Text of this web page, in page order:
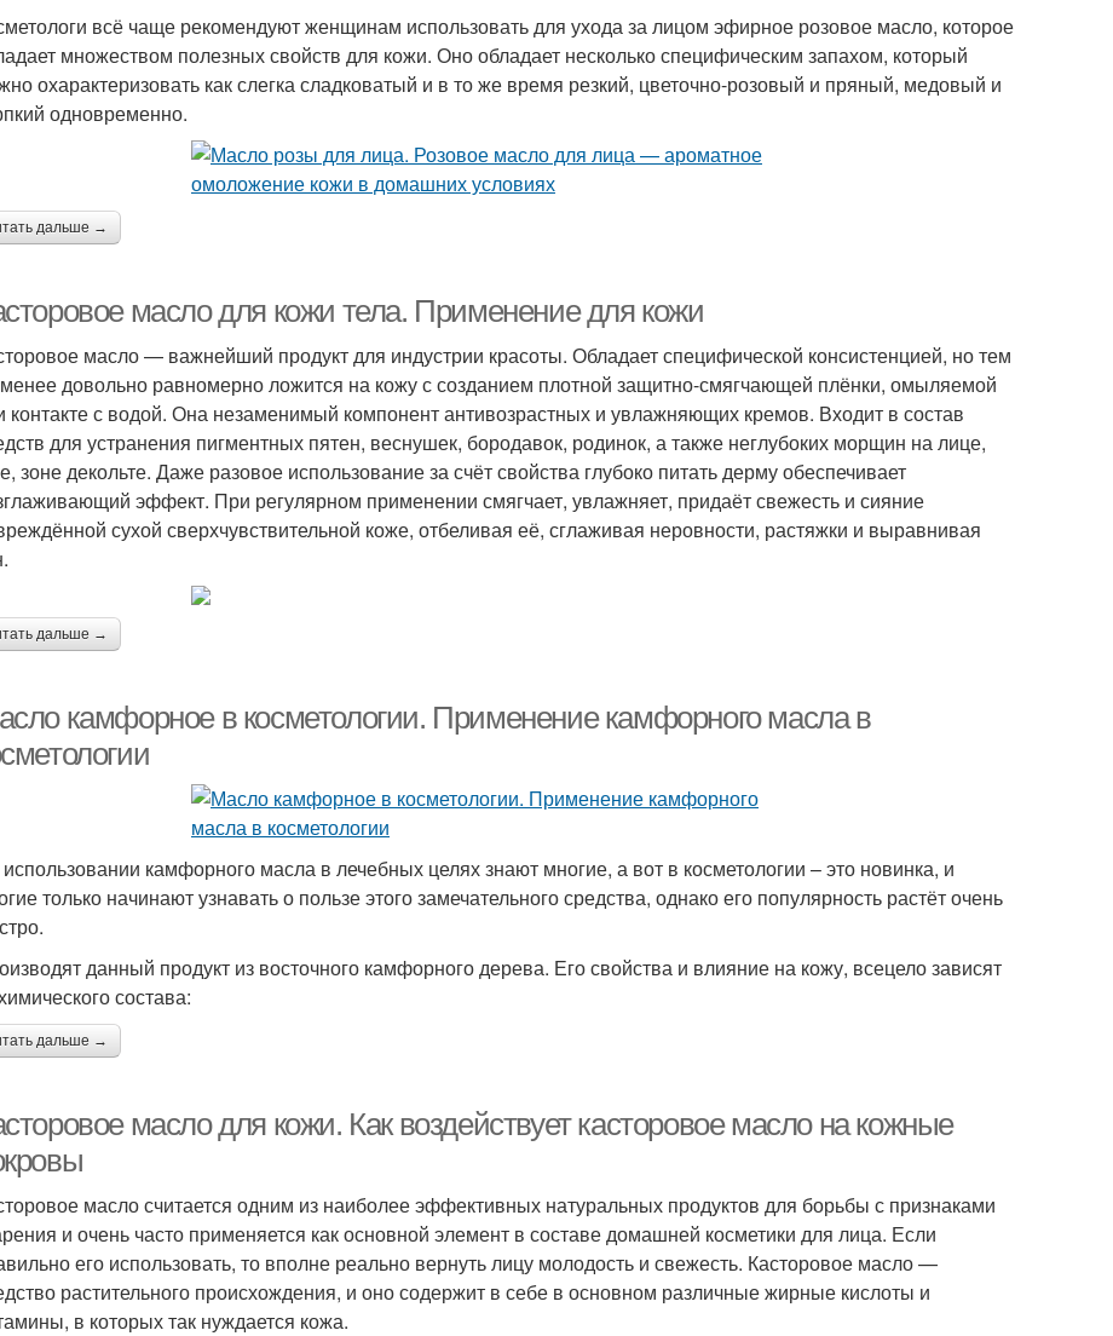
всё чаще рекомендуют женщинам использовать для ухода за лицом эфирное розовое масло, которое
множеством полезных свойств для кожи. Оно обладает несколько специфическим запахом, который
охарактеризовать как слегка сладковатый и в то же время резкий, цветочно-розовый и пряный, медовый и
одновременно.
дальше →
масло для кожи тела. Применение для кожи
масло — важнейший продукт для индустрии красоты. Обладает специфической консистенцией, но тем
довольно равномерно ложится на кожу с созданием плотной защитно-смягчающей плёнки, омыляемой
контакте с водой. Она незаменимый компонент антивозрастных и увлажняющих кремов. Входит в состав
для устранения пигментных пятен, веснушек, бородавок, родинок, а также неглубоких морщин на лице,
зоне декольте. Даже разовое использование за счёт свойства глубоко питать дерму обеспечивает
эффект. При регулярном применении смягчает, увлажняет, придаёт свежесть и сияние
сухой сверхчувствительной коже, отбеливая её, сглаживая неровности, растяжки и выравнивая
дальше →
камфорное в косметологии. Применение камфорного масла в
камфорного масла в лечебных целях знают многие, а вот в косметологии – это новинка, и
только начинают узнавать о пользе этого замечательного средства, однако его популярность растёт очень
данный продукт из восточного камфорного дерева. Его свойства и влияние на кожу, всецело зависят
состава:
дальше →
масло для кожи. Как воздействует касторовое масло на кожные
масло считается одним из наиболее эффективных натуральных продуктов для борьбы с признаками
и очень часто применяется как основной элемент в составе домашней косметики для лица. Если
его использовать, то вполне реально вернуть лицу молодость и свежесть. Касторовое масло —
растительного происхождения, и оно содержит в себе в основном различные жирные кислоты и
в которых так нуждается кожа.